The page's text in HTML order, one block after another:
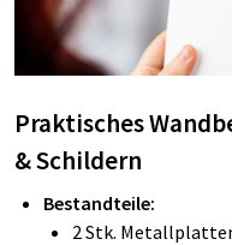
Praktisches
& Schildern
Bestandteile:
2 Stk.